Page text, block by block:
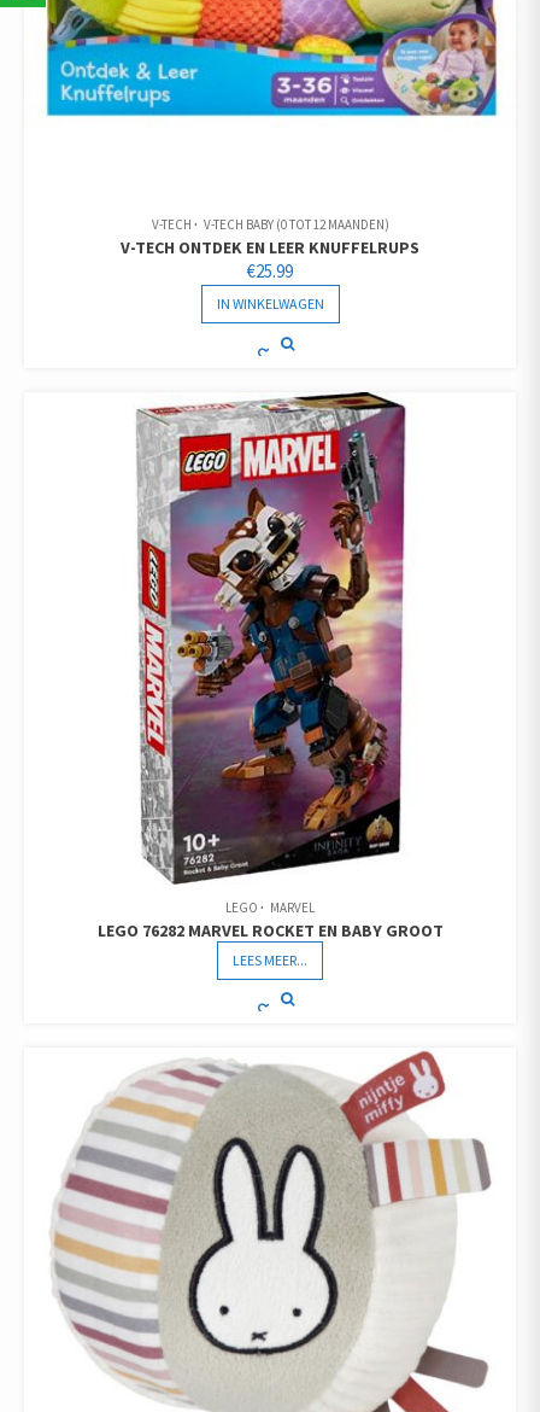
V-TECH V-TECH BABY (0 TOT 12 MAANDEN)
V-TECH ONTDEK EN LEER KNUFFELRUPS
€25.99
IN WINKELWAGEN
LEGO MARVEL
LEGO 76282 MARVEL ROCKET EN BABY GROOT
LEES MEER...